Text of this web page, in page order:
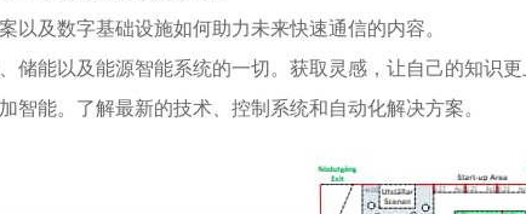
以及数字基础设施如何助力未来快速通信的内容。
储能以及能源智能系统的一切。获取灵感，让自己的知识更
智能。了解最新的技术、控制系统和自动化解决方案。